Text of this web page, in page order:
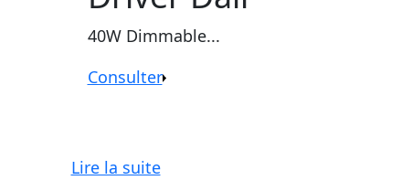
40W Dimmable...
Consulter
Lire la suite